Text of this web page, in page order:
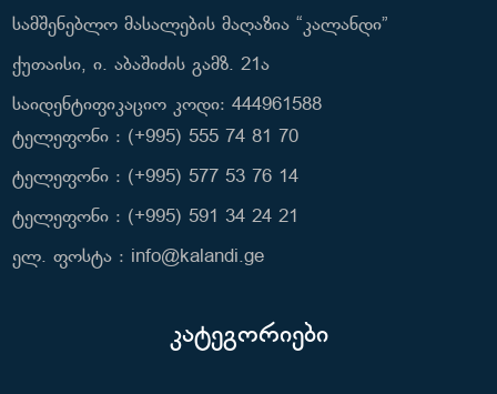
სამშენებლო მასალების მაღაზია “კალანდი”
ქუთაისი, ი. აბაშიძის გამზ. 21ა
საიდენტიფიკაციო კოდი: 444961588
ტელეფონი : (+995) 555 74 81 70
ტელეფონი : (+995) 577 53 76 14
ტელეფონი : (+995) 591 34 24 21
ელ. ფოსტა : info@kalandi.ge
კატეგორიები